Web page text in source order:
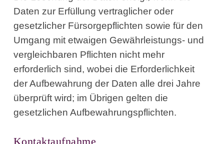
Daten zur Erfüllung vertraglicher oder
gesetzlicher Fürsorgepflichten sowie für den
Umgang mit etwaigen Gewährleistungs- und
vergleichbaren Pflichten nicht mehr
erforderlich sind, wobei die Erforderlichkeit
der Aufbewahrung der Daten alle drei Jahre
überprüft wird; im Übrigen gelten die
gesetzlichen Aufbewahrungspflichten.
Kontaktaufnahme